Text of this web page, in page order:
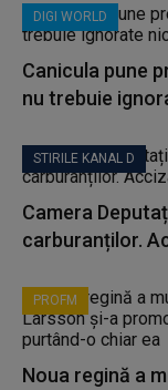
DIGI WORLD
Canicula pune
nu trebuie
STIRILE KANAL D
Camera
carburanților.
PROFM
Noua regină a